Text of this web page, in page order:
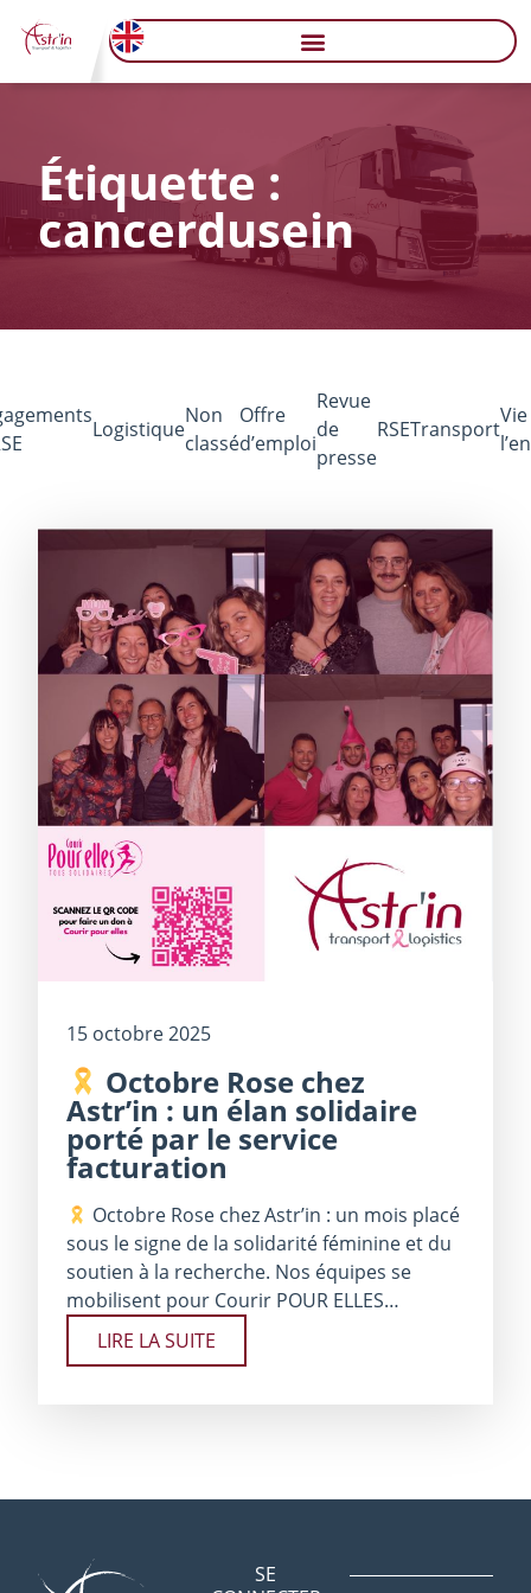
Étiquette :
cancerdusein
Logistique
Non
classé
Offre
d’emploi
Revue
de
presse
RSETransport
15 octobre 2025
Octobre Rose chez
Astr’in : un élan solidaire
porté par le service
facturation
Octobre Rose chez Astr’in : un mois placé
sous le signe de la solidarité féminine et du
soutien à la recherche. Nos équipes se
mobilisent pour Courir POUR ELLES…
LIRE LA SUITE
SE